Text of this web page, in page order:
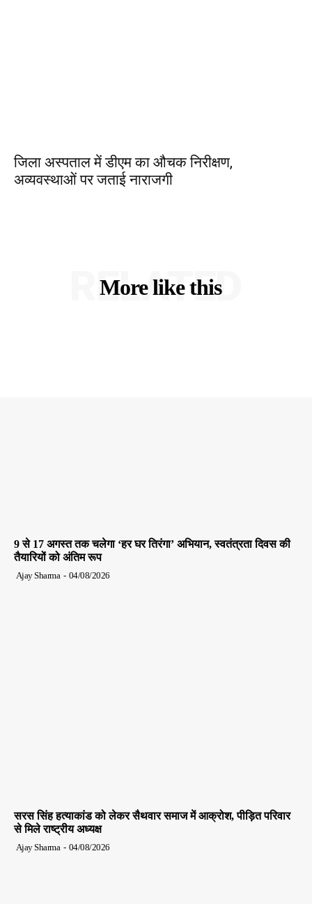
जिला अस्पताल में डीएम का औचक निरीक्षण,
अव्यवस्थाओं पर जताई नाराजगी
More like this
RELATED
9 से 17 अगस्त तक चलेगा ‘हर घर तिरंगा’ अभियान, स्वतंत्रता दिवस की
तैयारियों को अंतिम रूप
Ajay Sharma - 04/08/2026
सरस सिंह हत्याकांड को लेकर सैथवार समाज में आक्रोश, पीड़ित परिवार
से मिले राष्ट्रीय अध्यक्ष
Ajay Sharma - 04/08/2026